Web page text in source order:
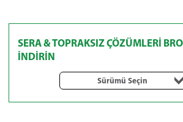
SERA & TOPRAKSIZ ÇÖZÜMLERİ
İNDİRİN
Sürümü Seçin